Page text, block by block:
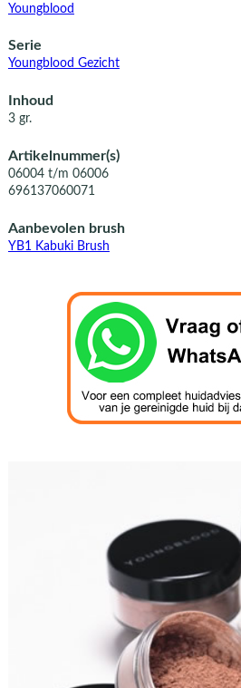
Youngblood
Serie
Youngblood Gezicht
Inhoud
3 gr.
Artikelnummer(s)
06004 t/m 06006
696137060071
Aanbevolen brush
YB1 Kabuki Brush